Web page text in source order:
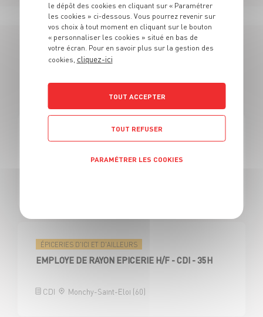
179 OFFRES
EN VENDEUR ÉPICERIES
ÉPICERIES D'ICI ET D'AILLEURS
EMPLOYE DE RAYON EPICERIE H/F - CDI - 35H
CDI Monchy-Saint-Eloi (60)
le dépôt des cookies en cliquant sur « Paramétrer
les cookies » ci-dessous. Vous pourrez revenir sur
vos choix à tout moment en cliquant sur le bouton
« personnaliser les cookies » situé en bas de
votre écran. Pour en savoir plus sur la gestion des
cookies, cliquez-ici
TOUT ACCEPTER
TOUT REFUSER
PARAMÉTRER LES COOKIES